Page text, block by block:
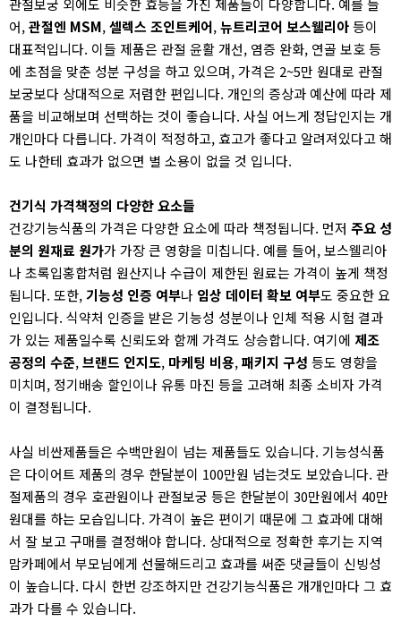
관절보궁 외에도 비슷한 효능을 가진 제품들이 다양합니다. 예를 들
어,관절엔 MSM,셀렉스 조인트케어,뉴트리코어 보스웰리아등이
대표적입니다. 이들 제품은 관절 윤활 개선, 염증 완화, 연골 보호 등
에 초점을 맞춘 성분 구성을 하고 있으며, 가격은 2~5만 원대로 관절
보궁보다 상대적으로 저렴한 편입니다. 개인의 증상과 예산에 따라 제
품을 비교해보며 선택하는 것이 좋습니다. 사실 어느게 정답인지는 개
개인마다 다릅니다. 가격이 적정하고, 효고가 좋다고 알려져있다고 해
도 나한테 효과가 없으면 별 소용이 없을 것 입니다.
건기식 가격책정의 다양한 요소들
건강기능식품의 가격은 다양한 요소에 따라 책정됩니다. 먼저 주요 성
분의 원재료 원가가 가장 큰 영향을 미칩니다. 예를 들어, 보스웰리아
나 초록입홍합처럼 원산지나 수급이 제한된 원료는 가격이 높게 책정
됩니다. 또한,기능성 인증 여부나 임상 데이터 확보 여부도 중요한 요
인입니다. 식약처 인증을 받은 기능성 성분이나 인체 적용 시험 결과
가 있는 제품일수록 신뢰도와 함께 가격도 상승합니다. 여기에 제조
공정의 수준,브랜드 인지도, 마케팅 비용,패키지 구성 등도 영향을
미치며, 정기배송 할인이나 유통 마진 등을 고려해 최종 소비자 가격
이 결정됩니다.
사실 비싼제품들은 수백만원이 넘는 제품들도 있습니다. 기능성식품
은 다이어트 제품의 경우 한달분이 100만원 넘는것도 보았습니다. 관
절제품의 경우 호관원이나 관절보궁 등은 한달분이 30만원에서 40만
원대를 하는 모습입니다. 가격이 높은 편이기 때문에 그 효과에 대해
서 잘 보고 구매를 결정해야 합니다. 상대적으로 정확한 후기는 지역
맘카페에서 부모님에게 선물해드리고 효과를 써준 댓글들이 신빙성
이 높습니다. 다시 한번 강조하지만 건강기능식품은 개개인마다 그 효
과가 다를 수 있습니다.